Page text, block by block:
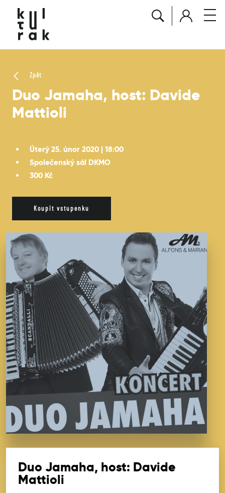
Zpět
Duo Jamaha, host: Davide
Mattioli
Úterý 25. únor 2020 | 18:00
Společenský sál DKMO
300 Kč
Koupit vstupenku
Duo Jamaha, host: Davide
Mattioli